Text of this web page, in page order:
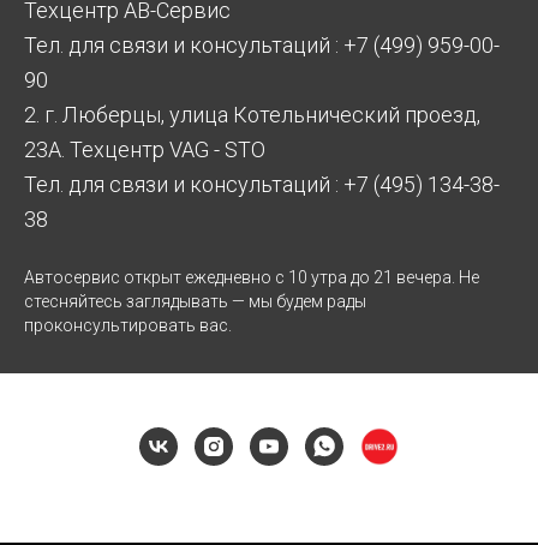
Техцентр АВ-Сервис
Тел. для связи и консультаций : +7 (499) 959-00-
90
2. г. Люберцы, улица Котельнический проезд,
23А. Техцентр VAG - STO
Тел. для связи и консультаций : +7 (495) 134-38-
38
Автосервис открыт ежедневно с 10 утра до 21 вечера. Не
стесняйтесь заглядывать — мы будем рады
проконсультировать вас.